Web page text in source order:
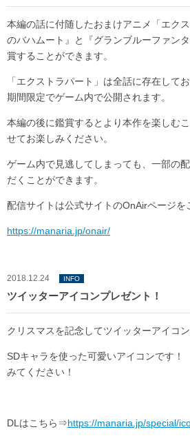
本編の話に付随したおまけアニメ「エク
のバハムート』と『グランブルーファン
賞することができます。
「エクストラパート」は全話に存在して
期間限定でゲーム内で公開されます。
本編の後に鑑賞するとより本作を楽しむ
せてお楽しみください。
ゲーム内で見逃してしまっても、一部の
だくことができます。
配信サイトは公式サイトのOnAirページを
https://manaria.jp/onair/
2018.12.24 INFO
ツイッターアイコンプレゼント！
クリスマスを記念してツイッターアイコン
SDキャラを使った可愛いアイコンです
みてください！
DLはこちら⇒https://manaria.jp/special/